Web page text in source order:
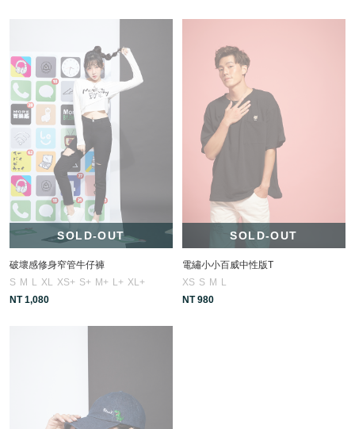
SOLD-OUT
破壞感修身窄管牛仔褲
S M L XL XS+ S+ M+ L+ XL+
NT 1,080
SOLD-OUT
電繡小小百威中性版T
XS S M L
NT 980